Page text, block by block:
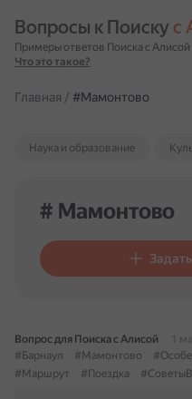
Вопросы к Поиску с
Примеры ответов Поиска с Алисой
Что это такое?
Главная / #Мамонтово
Наука и образование
# Мамонтово
Вопрос для Поиска с Алисой
1
#Барнаул
#Мамонтово
#Маршрут
#Поездка